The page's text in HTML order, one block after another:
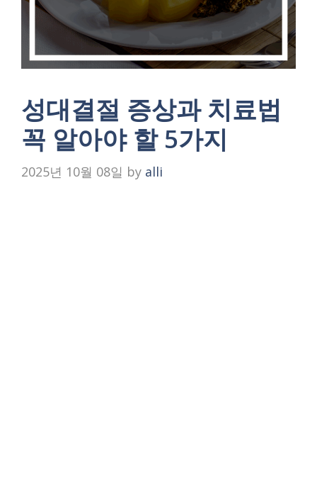
성대결절 증상과 치료법
꼭 알아야 할 5가지
2025년 10월 08일 by alli